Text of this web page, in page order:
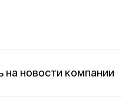
на новости компании